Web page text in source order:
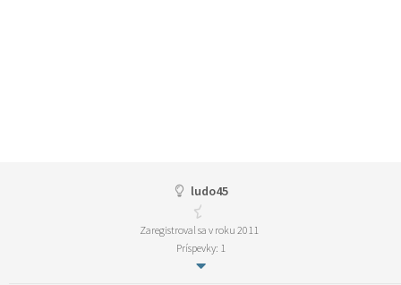
ludo45
Zaregistroval sa v roku 2011
Príspevky: 1